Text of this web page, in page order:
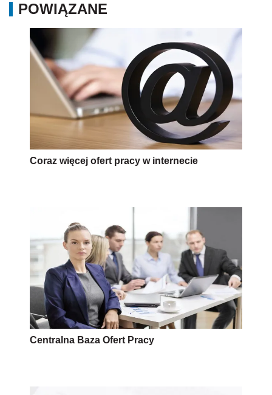
POWIĄZANE
Coraz więcej ofert pracy w internecie
Centralna Baza Ofert Pracy